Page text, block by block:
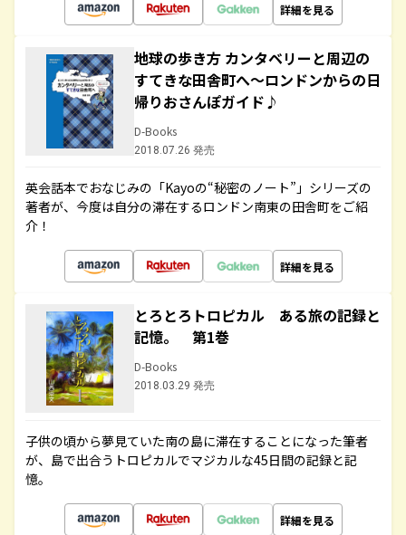
詳細を見る
地球の歩き方 カンタベリーと周辺の
すてきな田舎町へ～ロンドンからの日
帰りおさんぽガイド♪
D-Books
2018.07.26 発売
英会話本でおなじみの「Kayoの“秘密のノート”」シリーズの
著者が、今度は自分の滞在するロンドン南東の田舎町をご紹
介！
詳細を見る
とろとろトロピカル ある旅の記録と
記憶。 第1巻
D-Books
2018.03.29 発売
子供の頃から夢見ていた南の島に滞在することになった筆者
が、島で出合うトロピカルでマジカルな45日間の記録と記
憶。
詳細を見る